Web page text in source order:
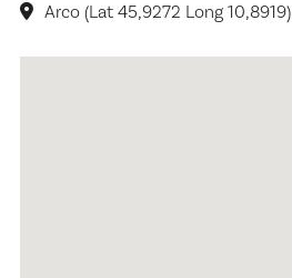
Arco (Lat 45,9272 Long 10,8919)